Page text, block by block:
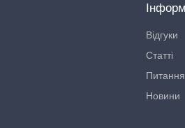
Відгуки
Статті
Питання
Новини